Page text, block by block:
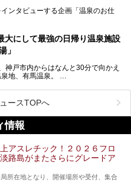
ズナブルに体験できる健康ランドや
……。今回はそんな希望に沿う施設
ンタビューする企画「温泉のお仕
「ベストオブ宿泊賞」に輝いた
魅力に迫りました！
大にして最強の日帰り温泉施設
」
神戸市内からはなんと30分で向かえ
地、有馬温泉。
」に加え、人工のの炭酸泉まで楽し
ともいえる施設です。
ンにその魅力の数々を紹介します！
ースTOPへ
情報
アスレチック！２０２６フロ
路島がまたさらにグレードア
所在地となり、開催場所や受付、集合